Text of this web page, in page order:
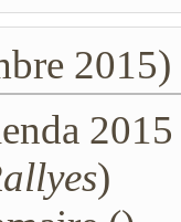
2015)
)